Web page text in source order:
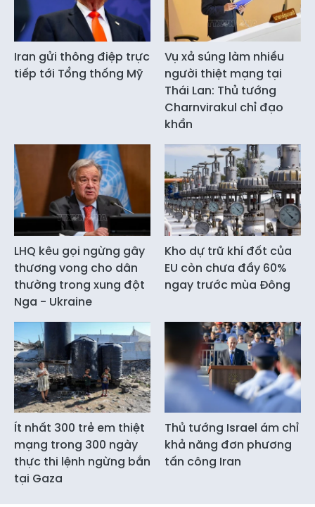
Iran gửi thông điệp trực
tiếp tới Tổng thống Mỹ
Vụ xả súng làm nhiều
người thiệt mạng tại
Thái Lan: Thủ tướng
Charnvirakul chỉ đạo
khẩn
LHQ kêu gọi ngừng gây
thương vong cho dân
thường trong xung đột
Nga - Ukraine
Kho dự trữ khí đốt của
EU còn chưa đầy 60%
ngay trước mùa Đông
Ít nhất 300 trẻ em thiệt
mạng trong 300 ngày
thực thi lệnh ngừng bắn
tại Gaza
Thủ tướng Israel ám chỉ
khả năng đơn phương
tấn công Iran